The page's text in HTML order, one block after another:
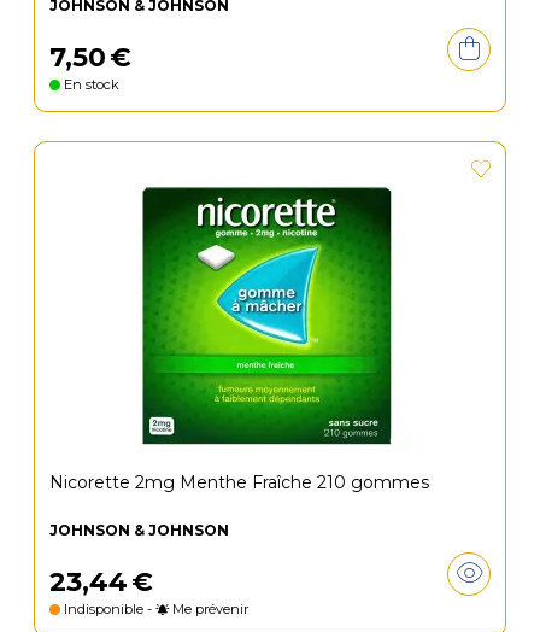
JOHNSON & JOHNSON
7,50€
En stock
Nicorette 2mg Menthe Fraîche 210 gommes
JOHNSON & JOHNSON
23,44€
Indisponible - Me prévenir